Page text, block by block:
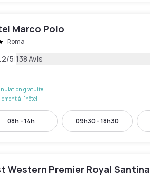
Marco Polo
Roma
/5|138 Avis
gratuite
à l'hôtel
08h - 14h 09h30 - 18h30
Western Premier Royal Santina